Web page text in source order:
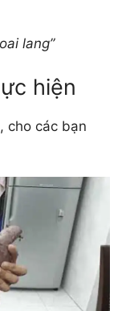
lang”
hiện
cho các bạn